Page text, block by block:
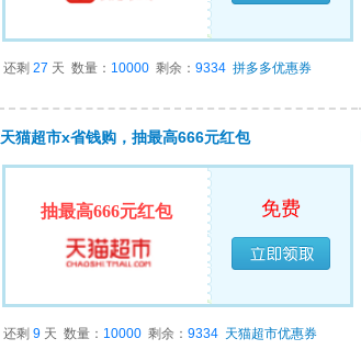
还剩 27 天 数量： 10000 剩余： 9334 拼多多优惠券
天猫超市x省钱购，抽最高666元红包
抽最高666元红包 免费
已经领完
还剩 9 天 数量： 10000 剩余： 9334 天猫超市优惠券